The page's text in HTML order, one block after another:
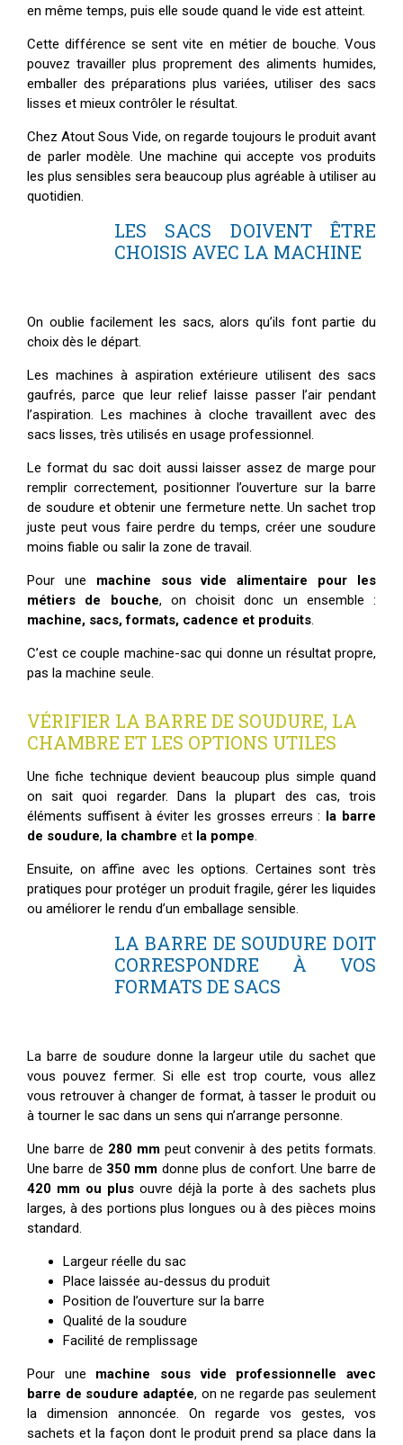
en même temps, puis elle soude quand le vide est atteint.
Cette différence se sent vite en métier de bouche. Vous
pouvez travailler plus proprement des aliments humides,
emballer des préparations plus variées, utiliser des sacs
lisses et mieux contrôler le résultat.
Chez Atout Sous Vide, on regarde toujours le produit avant
de parler modèle. Une machine qui accepte vos produits
les plus sensibles sera beaucoup plus agréable à utiliser au
quotidien.
LES SACS DOIVENT ÊTRE
CHOISIS AVEC LA MACHINE
On oublie facilement les sacs, alors qu’ils font partie du
choix dès le départ.
Les machines à aspiration extérieure utilisent des sacs
gaufrés, parce que leur relief laisse passer l’air pendant
l’aspiration. Les machines à cloche travaillent avec des
sacs lisses, très utilisés en usage professionnel.
Le format du sac doit aussi laisser assez de marge pour
remplir correctement, positionner l’ouverture sur la barre
de soudure et obtenir une fermeture nette. Un sachet trop
juste peut vous faire perdre du temps, créer une soudure
moins fiable ou salir la zone de travail.
Pour une machine sous vide alimentaire pour les
métiers de bouche, on choisit donc un ensemble :
machine, sacs, formats, cadence et produits
C’est ce couple machine-sac qui donne un résultat propre,
pas la machine seule.
VÉRIFIER LA BARRE DE SOUDURE, LA
CHAMBRE ET LES OPTIONS UTILES
Une fiche technique devient beaucoup plus simple quand
on sait quoi regarder. Dans la plupart des cas, trois
éléments suffisent à éviter les grosses erreurs : la barre
de soudure, la chambre et la pompe
Ensuite, on affine avec les options. Certaines sont très
pratiques pour protéger un produit fragile, gérer les liquides
ou améliorer le rendu d’un emballage sensible.
LA BARRE DE SOUDURE DOIT
CORRESPONDRE À VOS
FORMATS DE SACS
La barre de soudure donne la largeur utile du sachet que
vous pouvez fermer. Si elle est trop courte, vous allez
vous retrouver à changer de format, à tasser le produit ou
à tourner le sac dans un sens qui n’arrange personne.
Une barre de 280 mmpeut convenir à des petits formats.
Une barre de 350 mm donne plus de confort. Une barre de
420 mm ou plusouvre déjà la porte à des sachets plus
larges, à des portions plus longues ou à des pièces moins
standard.
Largeur réelle du sac
Place laissée au-dessus du produit
Position de l’ouverture sur la barre
Qualité de la soudure
Facilité de remplissage
Pour une machine sous vide professionnelle avec
barre de soudure adaptée, on ne regarde pas seulement
la dimension annoncée. On regarde vos gestes, vos
sachets et la façon dont le produit prend sa place dans la